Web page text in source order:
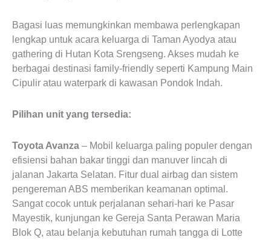
Bagasi luas memungkinkan membawa perlengkapan
lengkap untuk acara keluarga di Taman Ayodya atau
gathering di Hutan Kota Srengseng. Akses mudah ke
berbagai destinasi family-friendly seperti Kampung Main
Cipulir atau waterpark di kawasan Pondok Indah.
Pilihan unit yang tersedia:
Toyota Avanza – Mobil keluarga paling populer dengan
efisiensi bahan bakar tinggi dan manuver lincah di
jalanan Jakarta Selatan. Fitur dual airbag dan sistem
pengereman ABS memberikan keamanan optimal.
Sangat cocok untuk perjalanan sehari-hari ke Pasar
Mayestik, kunjungan ke Gereja Santa Perawan Maria
Blok Q, atau belanja kebutuhan rumah tangga di Lotte